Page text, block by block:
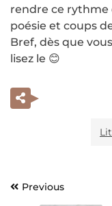
rendre ce rythme
poésie et coups
Bref, dès que
lisez le 😊
Navigation
Previous